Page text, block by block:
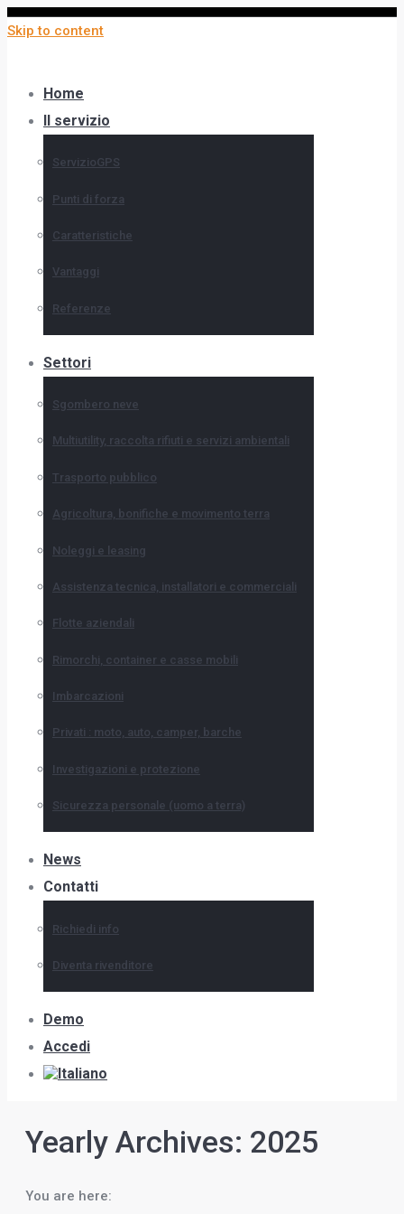
Skip to content
Home
Il servizio
ServizioGPS
Punti di forza
Caratteristiche
Vantaggi
Referenze
Settori
Sgombero neve
Multiutility, raccolta rifiuti e servizi ambientali
Trasporto pubblico
Agricoltura, bonifiche e movimento terra
Noleggi e leasing
Assistenza tecnica, installatori e commerciali
Flotte aziendali
Rimorchi, container e casse mobili
Imbarcazioni
Privati : moto, auto, camper, barche
Investigazioni e protezione
Sicurezza personale (uomo a terra)
News
Contatti
Richiedi info
Diventa rivenditore
Demo
Accedi
Yearly Archives: 2025
You are here: